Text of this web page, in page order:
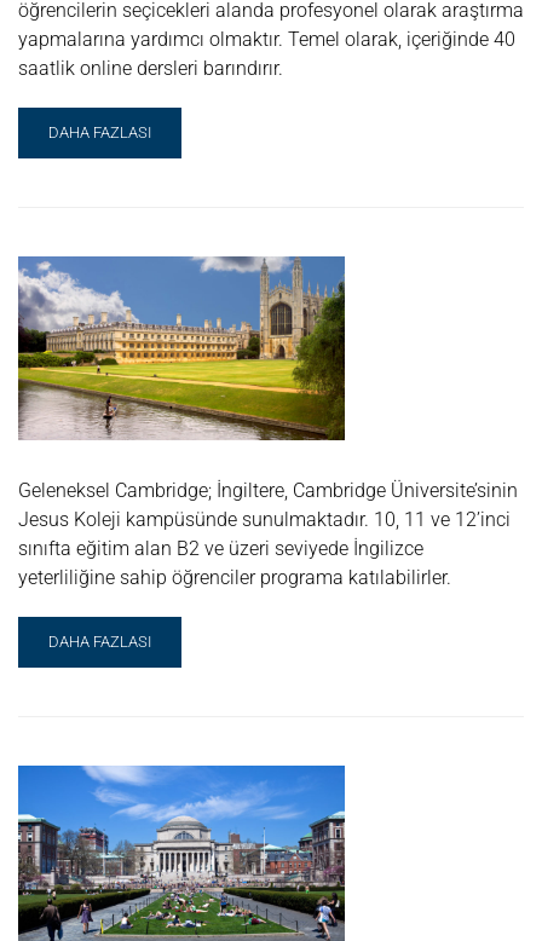
öğrencilerin seçicekleri alanda profesyonel olarak araştırma
yapmalarına yardımcı olmaktır. Temel olarak, içeriğinde 40
saatlik online dersleri barındırır.
READ
MORE
OXBRIDGE
ONLINE
RESEARCH
PROGRAMME
DAHA FAZLASI
Geleneksel Cambridge; İngiltere, Cambridge Üniversite’sinin
Jesus Koleji kampüsünde sunulmaktadır. 10, 11 ve 12’inci
sınıfta eğitim alan B2 ve üzeri seviyede İngilizce
yeterliliğine sahip öğrenciler programa katılabilirler.
READ
MORE
DAHA FAZLASI